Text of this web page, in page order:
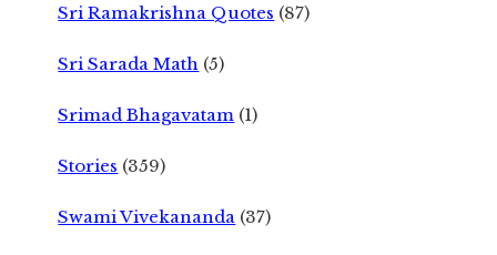
Sri Ramakrishna Quotes (87)
Sri Sarada Math (5)
Srimad Bhagavatam (1)
Stories (359)
Swami Vivekananda (37)